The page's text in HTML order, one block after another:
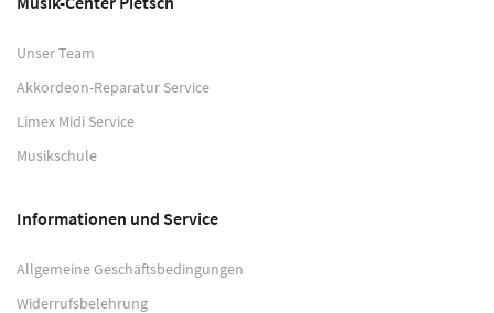
Unser Team
Akkordeon-Reparatur Service
Limex Midi Service
Musikschule
Informationen und Service
Allgemeine Geschäftsbedingungen
Widerrufsbelehrung